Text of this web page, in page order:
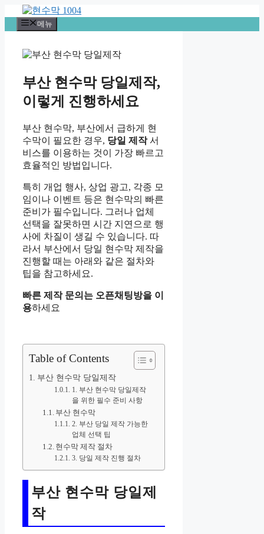
츠
메뉴
부산 현수막 당일제작,
이렇게 진행하세요
부산 현수막, 부산에서 급하게 현
수막이 필요한 경우, 당일 제작서
비스를 이용하는 것이 가장 빠르고
효율적인 방법입니다.
특히 개업 행사, 상업 광고, 각종 모
임이나 이벤트 등은 현수막의 빠른
준비가 필수입니다. 그러나 업체
선택을 잘못하면 시간 지연으로 행
사에 차질이 생길 수 있습니다. 따
라서 부산에서 당일 현수막 제작을
진행할 때는 아래와 같은 절차와
팁을 참고하세요.
빠른 제작 문의는 오픈채팅방을 이
용하세요
Table of Contents
부산 현수막 당일제작
1. 부산 현수막 당일제작
을 위한 필수 준비 사항
부산 현수막
2. 부산 당일 제작 가능한
업체 선택 팁
현수막 제작 절차
3. 당일 제작 진행 절차
부산 현수막 당일제
작